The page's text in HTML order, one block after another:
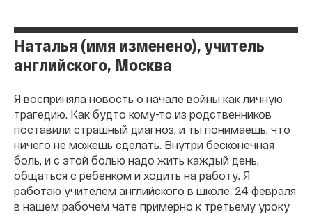
Наталья (имя изменено), учитель
английского, Москва
Я восприняла новость о начале войны как личную
трагедию. Как будто кому-то из родственников
поставили страшный диагноз, и ты понимаешь, что
ничего не можешь сделать. Внутри бесконечная
боль, и с этой болью надо жить каждый день,
общаться с ребенком и ходить на работу. Я
работаю учителем английского в школе. 24 февраля
в нашем рабочем чате примерно к третьему уроку